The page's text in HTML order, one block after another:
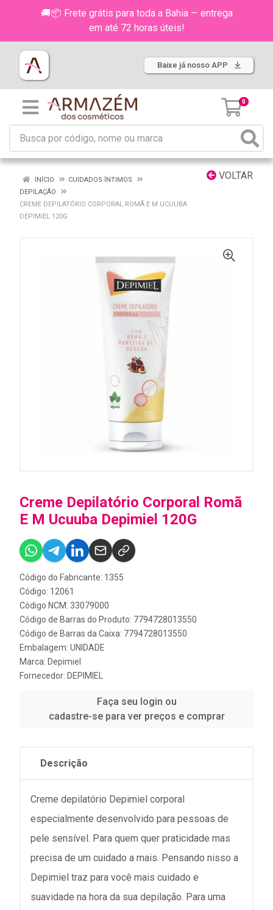
🚚📦 Frete grátis para toda a Bahia — entrega
em até 72 horas úteis!
Baixe já nosso APP
0
VOLTAR
INÍCIO
CUIDADOS ÍNTIMOS
DEPILAÇÃO
CREME DEPILATÓRIO CORPORAL ROMÃ E M UCUUBA
DEPIMIEL 120G
Creme Depilatório Corporal Romã
E M Ucuuba Depimiel 120G
Código do Fabricante: 1355
Código: 12061
Código NCM: 33079000
Código de Barras do Produto: 7794728013550
Código de Barras da Caixa: 7794728013550
Embalagem: UNIDADE
Marca: Depimiel
Fornecedor: DEPIMIEL
Faça seu login ou
cadastre-se para ver preços e comprar
Descrição
Creme depilatório Depimiel corporal
especialmente desenvolvido para pessoas de
pele sensível. Para quem quer praticidade mas
precisa de um cuidado a mais. Pensando nisso a
Depimiel traz para você mais cuidado e
suavidade na hora da sua depilação. Para uma